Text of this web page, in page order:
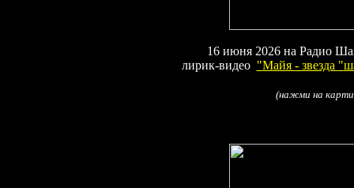
16 июня 2026 на Радио
лирик-видео "Майя - звезда "
(нажми на